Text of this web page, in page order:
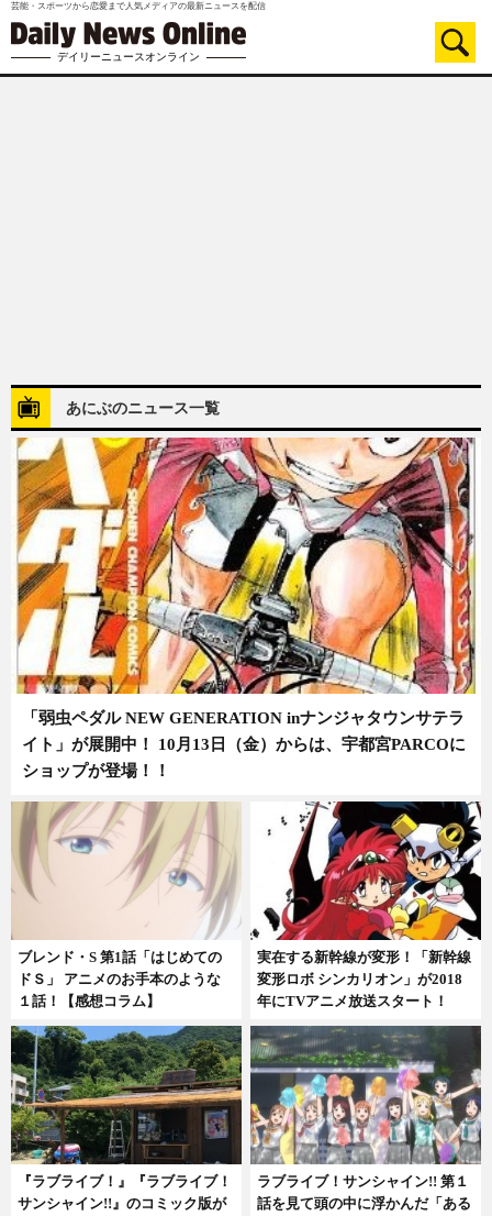
芸能・スポーツから恋愛まで人気メディアの最新ニュースを配信
デイリーニュースオンライン
あにぶのニュース一覧
「弱虫ペダル NEW GENERATION inナンジャタウンサテラ
イト」が展開中！ 10月13日（金）からは、宇都宮PARCOに
ショップが登場！！
ブレンド・S 第1話「はじめての
ドＳ」 アニメのお手本のような
１話！【感想コラム】
実在する新幹線が変形！「新幹線
変形ロボ シンカリオン」が2018
年にTVアニメ放送スタート！
『ラブライブ！』『ラブライブ！
サンシャイン!!』のコミック版が
ラブライブ！サンシャイン!! 第１
話を見て頭の中に浮かんだ「ある